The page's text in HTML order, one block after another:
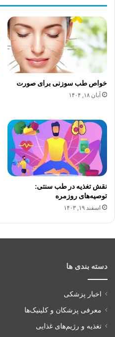
خواص طب سوزنی برای صورت
آبان ۱۸, ۱۴۰۴
نقش تغذیه در طب سنتی:
توصیه‌های روزمره
اسفند ۱۹, ۱۴۰۳
دسته بندی ها
اخبار پزشکی
معرفی پزشکان و کلینیک‌ها
تغذیه و رژیم‌های غذایی